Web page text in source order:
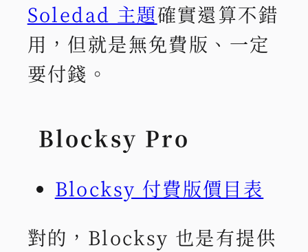
Soledad 主題確實還算不錯
用，但就是無免費版、一定
要付錢。
Blocksy Pro
Blocksy 付費版價目表
對的，Blocksy 也是有提供